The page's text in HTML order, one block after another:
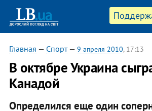
Главная — Спорт— 9 апреля 2010, 17:13
В октябре Украина
Канадой
Определился еще один